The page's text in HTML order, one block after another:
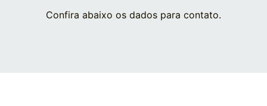
Confira abaixo os dados para contato.